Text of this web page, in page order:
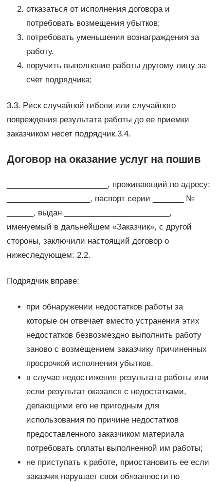
отказаться от исполнения договора и
потребовать возмещения убытков;
потребовать уменьшения вознаграждения за
работу.
поручить выполнение работы другому лицу за
счет подрядчика;
3.3. Риск случайной гибели или случайного
повреждения результата работы до ее приемки
заказчиком несет подрядчик.3.4.
Договор на оказание услуг на пошив
_______________________, проживающий по адресу:
___________________, паспорт серии _______ №
______, выдан ________________________,
именуемый в дальнейшем «Заказчик», с другой
стороны, заключили настоящий договор о
нижеследующем: 2.2.
Подрядчик вправе:
при обнаружении недостатков работы за
которые он отвечает вместо устранения этих
недостатков безвозмездно выполнить работу
заново с возмещением заказчику причиненных
просрочкой исполнения убытков.
в случае недостижения результата работы или
если результат оказался с недостатками,
делающими его не пригодным для
использования по причине недостатков
предоставленного заказчиком материала
потребовать оплаты выполненной им работы;
не приступать к работе, приостановить ее если
заказчик нарушает свои обязанности по